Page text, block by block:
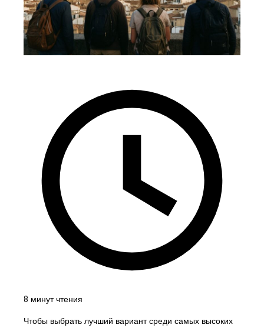
8 минут чтения
Чтобы выбрать лучший вариант среди самых высоких